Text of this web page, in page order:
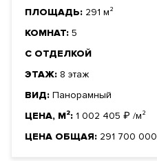
ПЛОЩАДЬ: 291 м²
КОМНАТ: 5
С ОТДЕЛКОЙ
ЭТАЖ: 8 этаж
ВИД: Панорамный
ЦЕНА, М²: 1 002 405 ₽ /м²
ЦЕНА ОБЩАЯ: 291 700 000